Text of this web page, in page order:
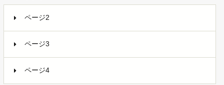
ページ2
ページ3
ページ4